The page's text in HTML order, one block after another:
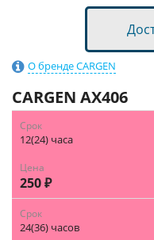
О бренде CARGEN
CARGEN AX406
Срок
12(24) часа
Цена
250 ₽
Срок
24(36) часов